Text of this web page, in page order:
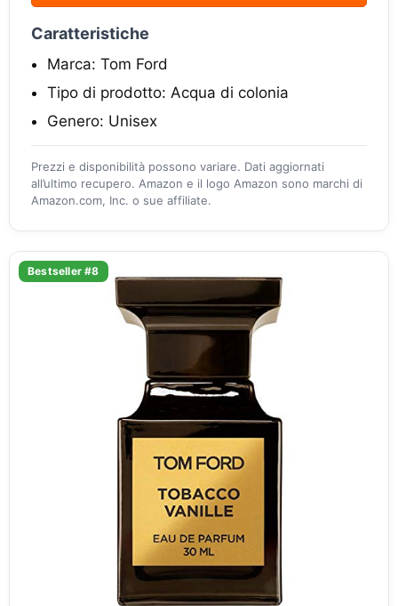
Caratteristiche
Marca: Tom Ford
Tipo di prodotto: Acqua di colonia
Genero: Unisex
Prezzi e disponibilità possono variare. Dati aggiornati
all’ultimo recupero. Amazon e il logo Amazon sono marchi di
Amazon.com, Inc. o sue affiliate.
Bestseller #8